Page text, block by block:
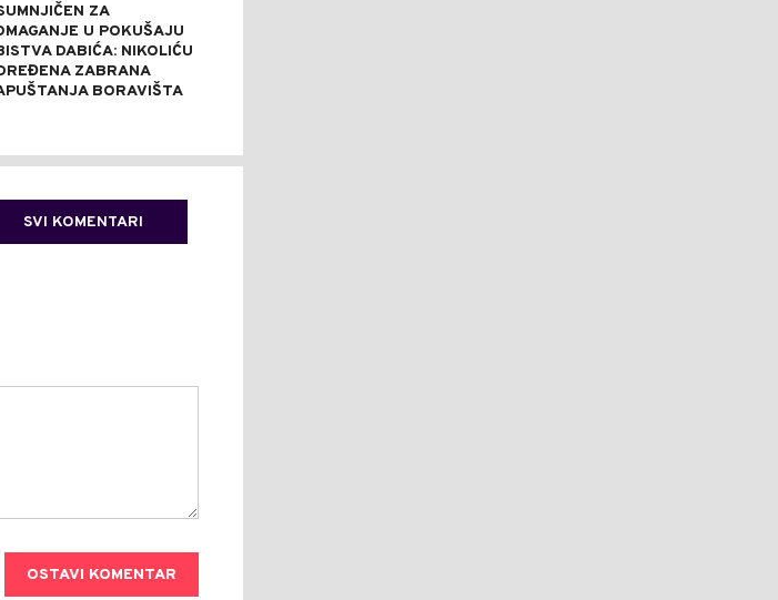
ZA
U POKUŠAJU
DABIĆA: NIKOLIĆU
ZABRANA
BORAVIŠTA
SVI KOMENTARI
OSTAVI KOMENTAR